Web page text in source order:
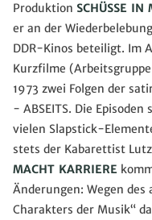
Produktion SCHÜSSE IN
er an der
DDR-Kinos beteiligt. Im
Kurzfilme
1973 zwei Folgen der
- ABSEITS. Die
vielen Slapstick-
stets der Kabarettist
MACHT KARRIERE
Änderungen: Wegen
Charakters der Musik“